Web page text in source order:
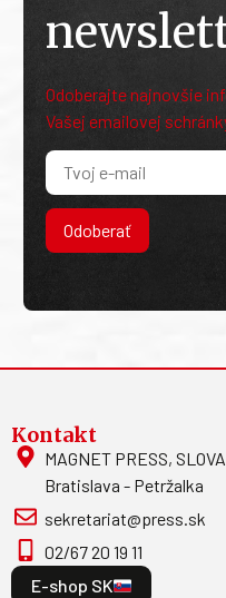
Odoberajte najnovšie
Vašej emailovej
Odoberať
Kontakt
MAGNET PRESS,
Bratislava - Petržalka
sekretariat@press.sk
02/67 20 19 11
E-shop SK